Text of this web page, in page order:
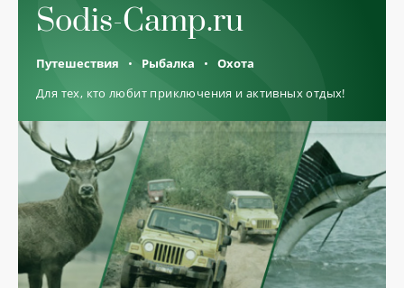
Sodis-Camp.ru
Путешествия Рыбалка
Охота
Для тех, кто любит приключения и активных отдых!